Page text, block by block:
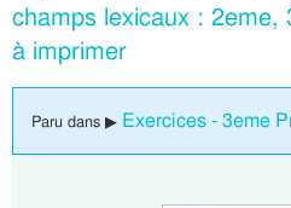
champs lexicaux : 2eme,
à imprimer
Paru dans ▶ Exercices - 3eme